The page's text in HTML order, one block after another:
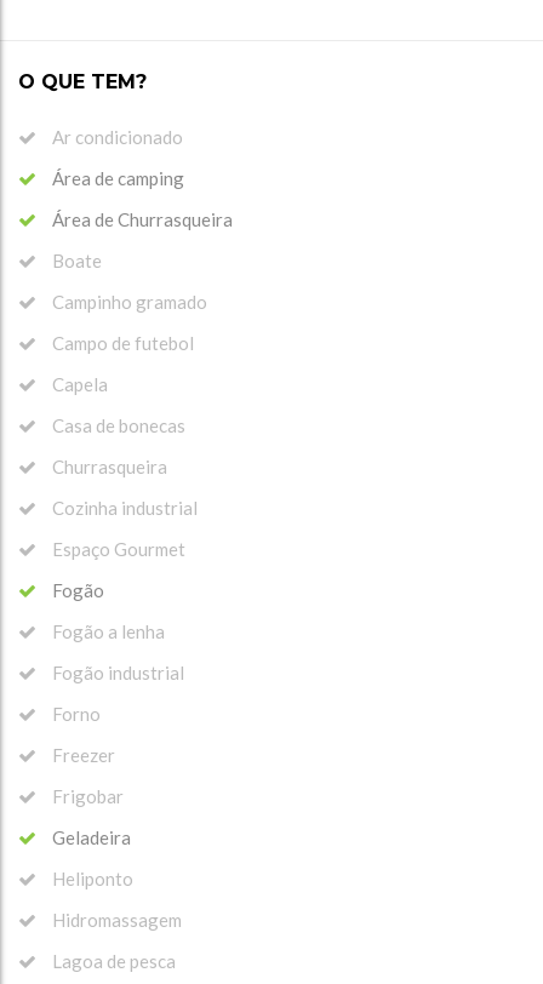
O QUE TEM?
Ar condicionado
Área de camping
Área de Churrasqueira
Boate
Campinho gramado
Campo de futebol
Capela
Casa de bonecas
Churrasqueira
Cozinha industrial
Espaço Gourmet
Fogão
Fogão a lenha
Fogão industrial
Forno
Freezer
Frigobar
Geladeira
Heliponto
Hidromassagem
Lagoa de pesca